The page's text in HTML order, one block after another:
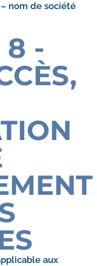
nom de société
8 -
aux